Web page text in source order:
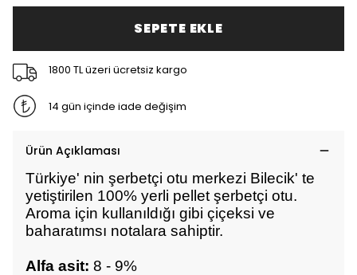
SEPETE EKLE
1800 TL üzeri ücretsiz kargo
14 gün içinde iade değişim
Ürün Açıklaması
Türkiye' nin şerbetçi otu merkezi Bilecik' te
yetiştirilen 100% yerli pellet şerbetçi otu.
Aroma için kullanıldığı gibi çiçeksi ve
baharatımsı notalara sahiptir.
Alfa asit: 8 - 9%